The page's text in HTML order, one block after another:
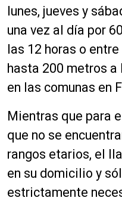
lunes, jueves y
una vez al día por
las 12 horas o
hasta 200 metros a
en las comunas en
Mientras que para
que no se
rangos etarios, el
en su domicilio y
estrictamente